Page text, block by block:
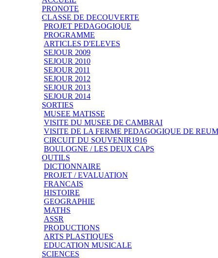
PRONOTE
CLASSE DE DECOUVERTE
PROJET PEDAGOGIQUE
PROGRAMME
ARTICLES D'ELEVES
SEJOUR 2009
SEJOUR 2010
SEJOUR 2011
SEJOUR 2012
SEJOUR 2013
SEJOUR 2014
SORTIES
MUSEE MATISSE
VISITE DU MUSEE DE CAMBRAI
VISITE DE LA FERME PEDAGOGIQUE DE
CIRCUIT DU SOUVENIR1916
BOULOGNE / LES DEUX CAPS
OUTILS
DICTIONNAIRE
PROJET / EVALUATION
FRANCAIS
HISTOIRE
GEOGRAPHIE
MATHS
ASSR
PRODUCTIONS
ARTS PLASTIQUES
EDUCATION MUSICALE
SCIENCES